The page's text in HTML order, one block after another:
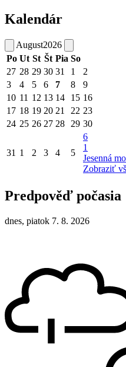
Kalendár
August2026
Po Ut St Št Pia So
27 28 29 30 31 1
2
3
4 5 6 7 8
9
10 11 12 13 14 15 16
17 18 19 20 21 22 23
24 25 26 27 28 29 30
31 1 2 3 4 5
6
1
Jesenná
Zobraziť
Predpověď počasia
dnes, piatok 7. 8. 2026